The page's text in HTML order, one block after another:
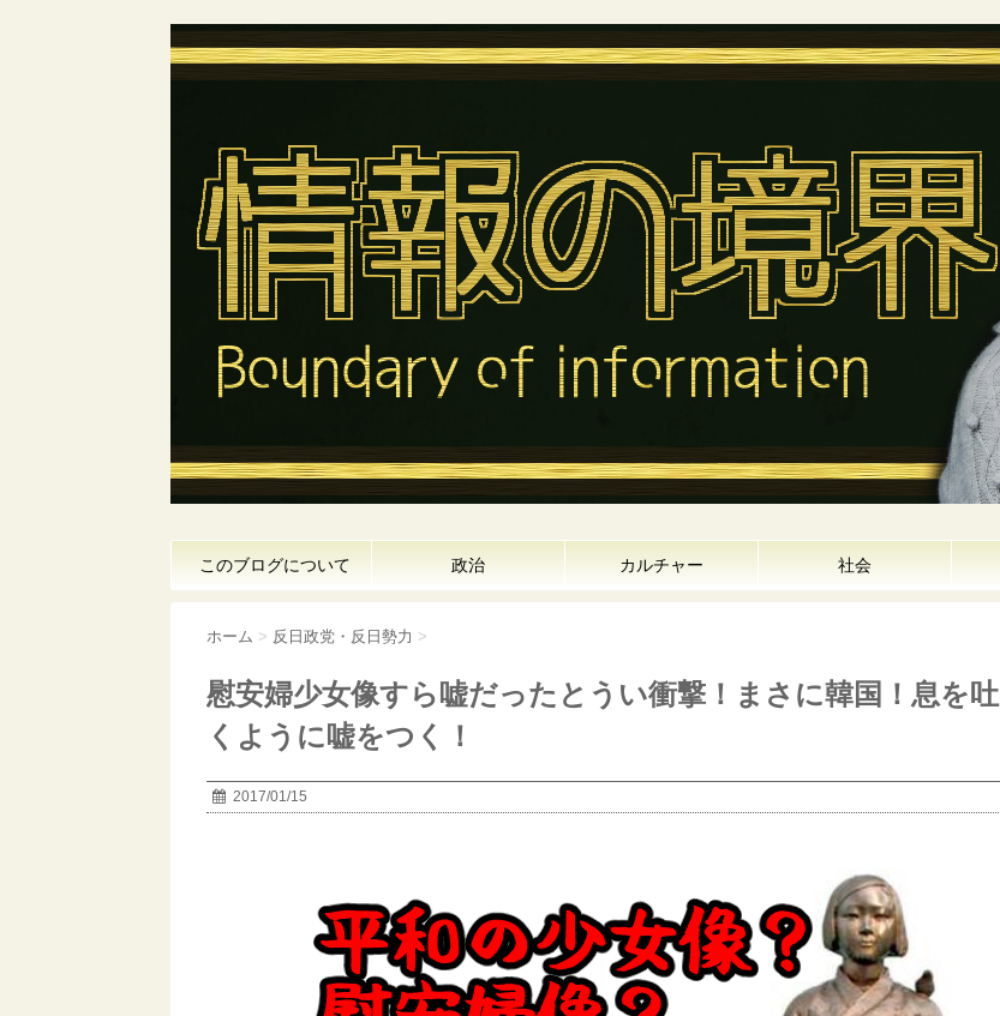
このブログについて 政治 カルチャー 社会
ホーム > 反日政党・反日勢力 >
慰安婦少女像すら嘘だったとうい衝撃！まさに韓国！息を吐
くように嘘をつく！
2017/01/15